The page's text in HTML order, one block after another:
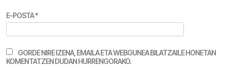
E-POSTA*
GORDE NIRE IZENA, EMAILA ETA WEBGUNEA BILATZAILE HONETAN
KOMENTATZEN DUDAN HURRENGORAKO.